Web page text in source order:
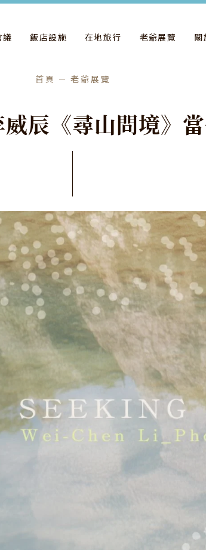
議 飯店設施 在地旅行 老爺展覽 關
首頁 老爺展覽
威辰 《尋山問境》 當